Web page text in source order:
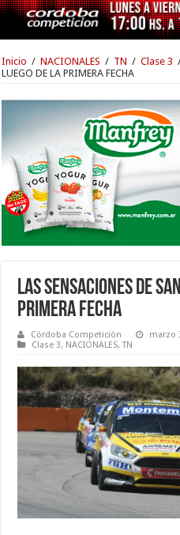
Inicio / NACIONALES / TN / Clase 3
LUEGO DE LA PRIMERA FECHA
LAS SENSACIONES DE
PRIMERA FECHA
Córdoba Competición
marzo
Clase 3, NACIONALES,TN